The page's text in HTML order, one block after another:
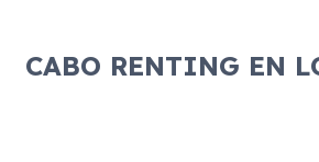
CABO RENTING EN